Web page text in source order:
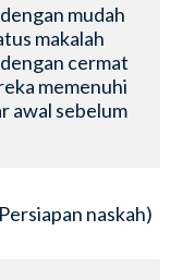
mudah
makalah
cermat
memenuhi
awal sebelum
naskah)